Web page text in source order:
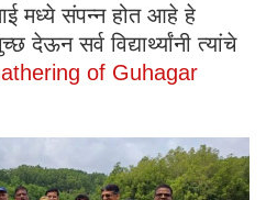
मध्ये संपन्न होत आहे हे
देऊन सर्व विद्यार्थ्यांनी त्यांचे
of Guhagar